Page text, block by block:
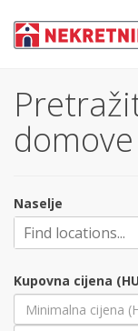
Naselje
Kupovna cijena